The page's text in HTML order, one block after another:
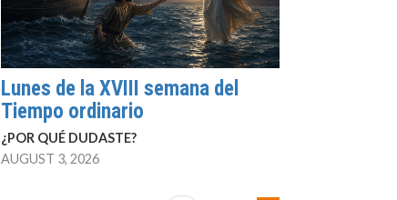
Lunes de la XVIII semana del
Tiempo ordinario
¿POR QUÉ DUDASTE?
AUGUST 3, 2026